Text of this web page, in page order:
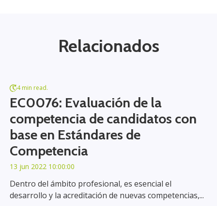
Relacionados
4 min read.
EC0076: Evaluación de la
competencia de candidatos con
base en Estándares de
Competencia
13 jun 2022 10:00:00
Dentro del ámbito profesional, es esencial el
desarrollo y la acreditación de nuevas competencias,...